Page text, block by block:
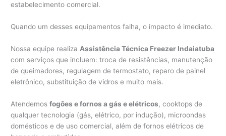
estabelecimento comercial.
Quando um desses equipamentos falha, o impacto é imediato.
Nossa equipe realiza Assistência Técnica Freezer Indaiatuba
com serviços que incluem: troca de resistências, manutenção
de queimadores, regulagem de termostato, reparo de painel
eletrônico, substituição de vidros e muito mais.
Atendemosfogões e fornos a gás e elétricos, cooktops de
qualquer tecnologia (gás, elétrico, por indução), microondas
domésticos e de uso comercial, além de fornos elétricos de